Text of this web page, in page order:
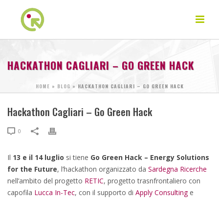
HACKATHON CAGLIARI – GO GREEN HACK
HOME » BLOG » HACKATHON CAGLIARI – GO GREEN HACK
Hackathon Cagliari – Go Green Hack
0
Il 13 e il 14 luglio si tiene Go Green Hack – Energy Solutions
for the Future, l’hackathon organizzato da Sardegna Ricerche
nell’ambito del progetto RETIC, progetto trasnfrontaliero con
capofila Lucca In-Tec, con il supporto di Apply Consultinge